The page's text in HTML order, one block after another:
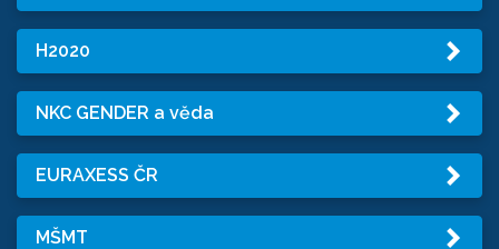
H2020
NKC GENDER a věda
EURAXESS ČR
MŠMT